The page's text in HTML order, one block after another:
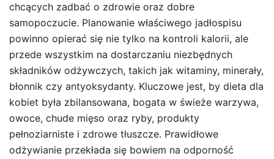
chcących zadbać o zdrowie oraz dobre
samopoczucie. Planowanie właściwego jadłospisu
powinno opierać się nie tylko na kontroli kalorii, ale
przede wszystkim na dostarczaniu niezbędnych
składników odżywczych, takich jak witaminy, minerały,
błonnik czy antyoksydanty. Kluczowe jest, by dieta dla
kobiet była zbilansowana, bogata w świeże warzywa,
owoce, chude mięso oraz ryby, produkty
pełnoziarniste i zdrowe tłuszcze. Prawidłowe
odżywianie przekłada się bowiem na odporność